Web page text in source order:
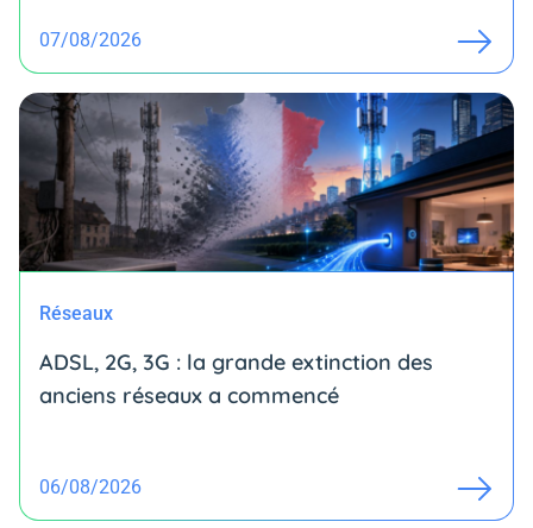
07/08/2026
Réseaux
ADSL, 2G, 3G : la grande extinction des
anciens réseaux a commencé
06/08/2026